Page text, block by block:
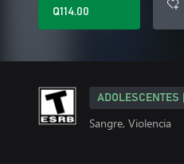
Q114.00
ADOLESCENTES
Sangre, Violencia